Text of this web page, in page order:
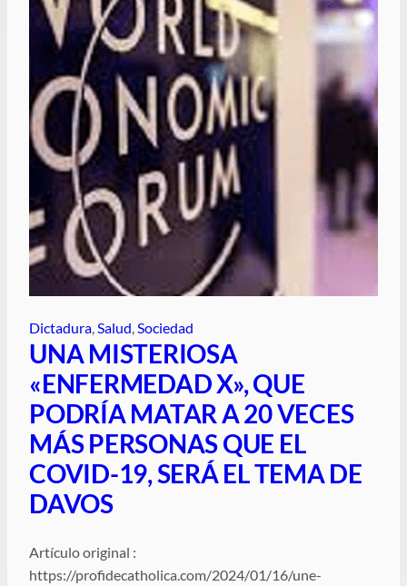
Dictadura, Salud, Sociedad
UNA MISTERIOSA
«ENFERMEDAD X», QUE
PODRÍA MATAR A 20 VECES
MÁS PERSONAS QUE EL
COVID-19, SERÁ EL TEMA DE
DAVOS
Artículo original :
https://profidecatholica.com/2024/01/16/une-